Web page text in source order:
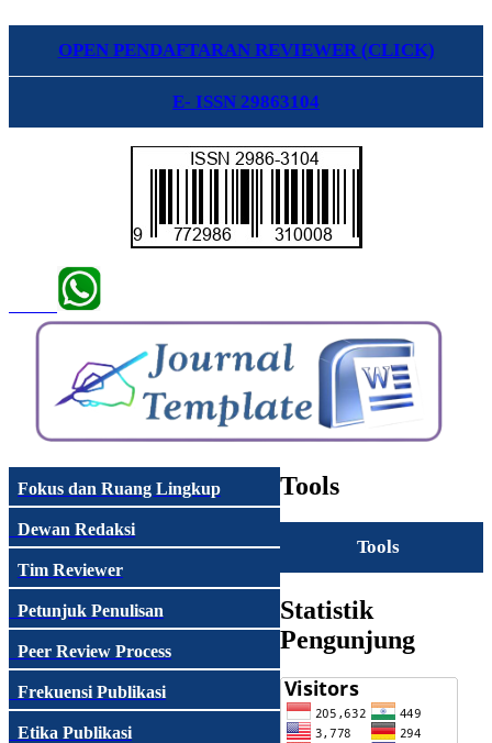
OPEN PENDAFTARAN REVIEWER (CLICK)
E- ISSN 29863104
Fokus dan Ruang Lingkup
Dewan Redaksi
Tim Reviewer
Petunjuk Penulisan
Peer Review Process
Frekuensi Publikasi
Etika Publikasi
Tools
Tools
Statistik
Pengunjung